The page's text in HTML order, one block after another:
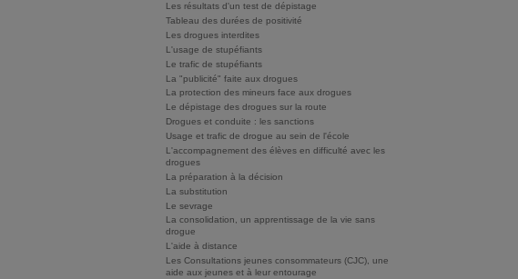
Les résultats d'un test de dépistage
Tableau des durées de positivité
Les drogues interdites
L'usage de stupéfiants
Le trafic de stupéfiants
La "publicité" faite aux drogues
La protection des mineurs face aux drogues
Le dépistage des drogues sur la route
Drogues et conduite : les sanctions
Usage et trafic de drogue au sein de l'école
L'accompagnement des élèves en difficulté avec les
drogues
La préparation à la décision
La substitution
Le sevrage
La consolidation, un apprentissage de la vie sans
drogue
L'aide à distance
Les Consultations jeunes consommateurs (CJC), une
aide aux jeunes et à leur entourage